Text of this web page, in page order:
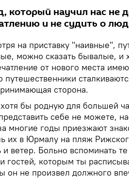
который научил нас не
и не судить о
на приставку "наивные",
можно сказать бывалые, и
от нового места
путешественники
сторона.
хотя бы родную для большей
себе не можете,
многие годы приезжают
их в Юрмалу на пляж
ветер. Больно вспоминать
гостей, которым ты
он не произвел должного